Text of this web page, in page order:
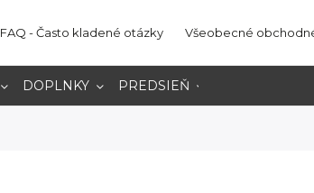
FAQ - Často kladené otázky Všeobecné
DOPLNKY PREDSIEŇ